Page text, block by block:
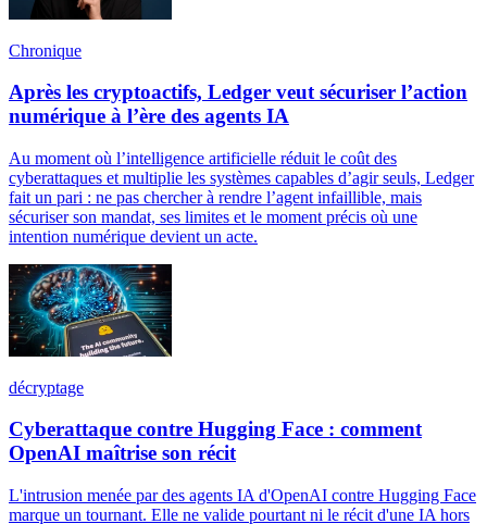
Chronique
Après les cryptoactifs, Ledger veut sécuriser l’action
numérique à l’ère des agents IA
Au moment où l’intelligence artificielle réduit le coût des
cyberattaques et multiplie les systèmes capables d’agir seuls, Ledger
fait un pari : ne pas chercher à rendre l’agent infaillible, mais
sécuriser son mandat, ses limites et le moment précis où une
intention numérique devient un acte.
décryptage
Cyberattaque contre Hugging Face : comment
OpenAI maîtrise son récit
L'intrusion menée par des agents IA d'OpenAI contre Hugging Face
marque un tournant. Elle ne valide pourtant ni le récit d'une IA hors